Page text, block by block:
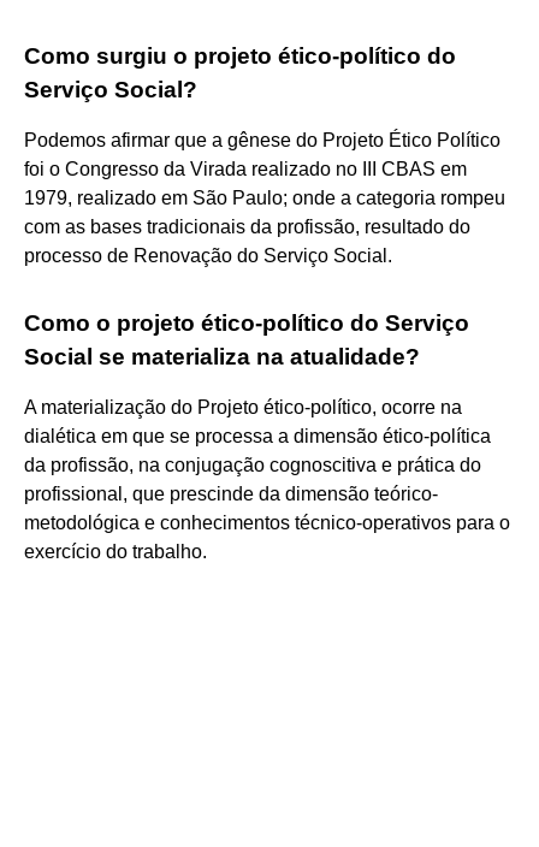
Como surgiu o projeto ético-político do
Serviço Social?
Podemos afirmar que a gênese do Projeto Ético Político
foi o Congresso da Virada realizado no III CBAS em
1979, realizado em São Paulo; onde a categoria rompeu
com as bases tradicionais da profissão, resultado do
processo de Renovação do Serviço Social.
Como o projeto ético-político do Serviço
Social se materializa na atualidade?
A materialização do Projeto ético-político, ocorre na
dialética em que se processa a dimensão ético-política
da profissão, na conjugação cognoscitiva e prática do
profissional, que prescinde da dimensão teórico-
metodológica e conhecimentos técnico-operativos para o
exercício do trabalho.